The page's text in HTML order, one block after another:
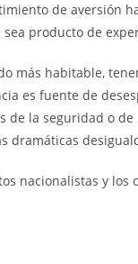
de aversión
producto de
más habitable,
es fuente de
de la seguridad o
dramáticas
nacionalistas y